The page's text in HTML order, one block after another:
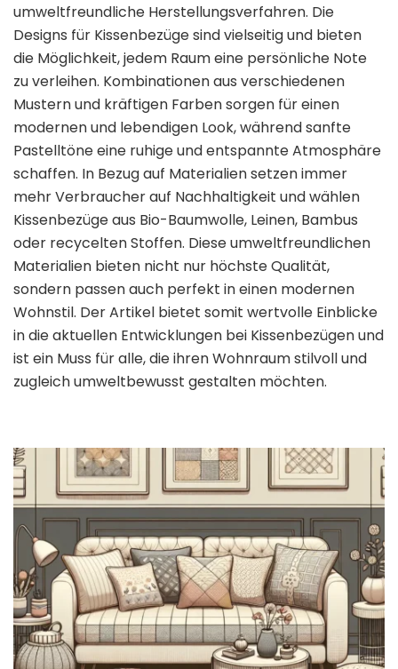
umweltfreundliche Herstellungsverfahren. Die
Designs für Kissenbezüge sind vielseitig und bieten
die Möglichkeit, jedem Raum eine persönliche Note
zu verleihen. Kombinationen aus verschiedenen
Mustern und kräftigen Farben sorgen für einen
modernen und lebendigen Look, während sanfte
Pastelltöne eine ruhige und entspannte Atmosphäre
schaffen. In Bezug auf Materialien setzen immer
mehr Verbraucher auf Nachhaltigkeit und wählen
Kissenbezüge aus Bio-Baumwolle, Leinen, Bambus
oder recycelten Stoffen. Diese umweltfreundlichen
Materialien bieten nicht nur höchste Qualität,
sondern passen auch perfekt in einen modernen
Wohnstil. Der Artikel bietet somit wertvolle Einblicke
in die aktuellen Entwicklungen bei Kissenbezügen und
ist ein Muss für alle, die ihren Wohnraum stilvoll und
zugleich umweltbewusst gestalten möchten.